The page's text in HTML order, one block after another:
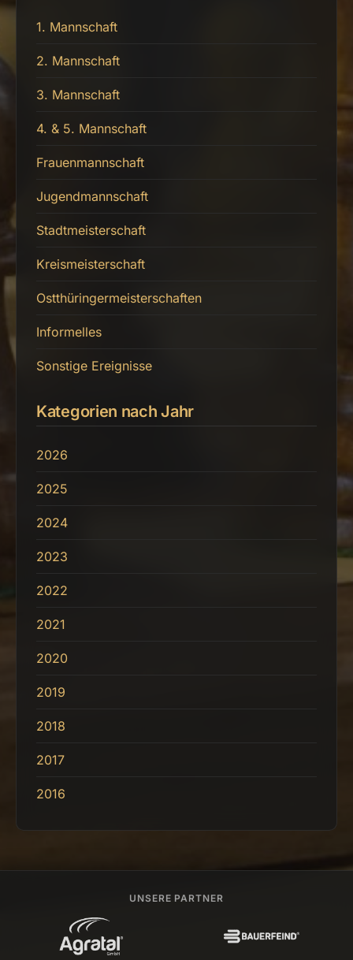
1. Mannschaft
2. Mannschaft
3. Mannschaft
4. & 5. Mannschaft
Frauenmannschaft
Jugendmannschaft
Stadtmeisterschaft
Kreismeisterschaft
Ostthüringermeisterschaften
Informelles
Sonstige Ereignisse
Kategorien nach Jahr
2026
2025
2024
2023
2022
2021
2020
2019
2018
2017
2016
UNSERE PARTNER